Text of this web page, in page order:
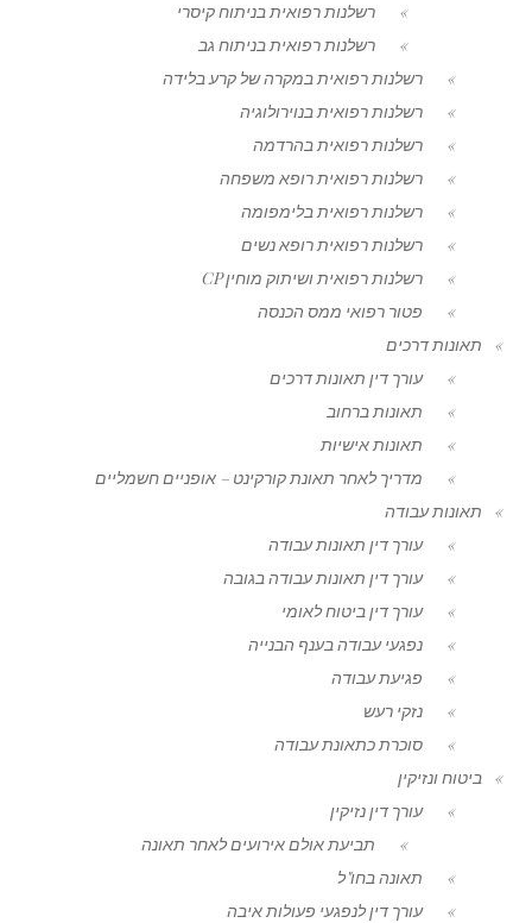
רשלנות רפואית בניתוח קיסרי
רשלנות רפואית בניתוח גב
רשלנות רפואית במקרה של קרע בלידה
רשלנות רפואית בנוירולוגיה
רשלנות רפואית בהרדמה
רשלנות רפואית רופא משפחה
רשלנות רפואית בלימפומה
רשלנות רפואית רופא נשים
רשלנות רפואית ושיתוק מוחין CP
פטור רפואי ממס הכנסה
תאונות דרכים
עורך דין תאונות דרכים
תאונות ברחוב
תאונות אישיות
מדריך לאחר תאונת קורקינט – אופניים חשמליים
תאונות עבודה
עורך דין תאונות עבודה
עורך דין תאונות עבודה בגובה
עורך דין ביטוח לאומי
נפגעי עבודה בענף הבנייה
פגיעת עבודה
נזקי רעש
סוכרת כתאונת עבודה
ביטוח ונזיקין
עורך דין נזיקין
תביעת אולם אירועים לאחר תאונה
תאונה בחו"ל
עורך דין לנפגעי פעולות איבה